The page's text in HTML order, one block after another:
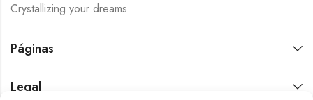
Crystallizing your dreams
Páginas
Legal